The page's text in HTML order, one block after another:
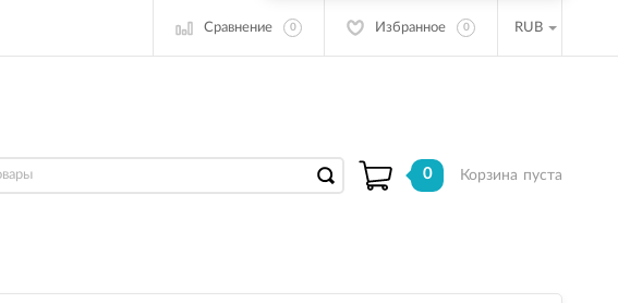
Сравнение 0 Избранное 0 RUB
0 Корзина пуста